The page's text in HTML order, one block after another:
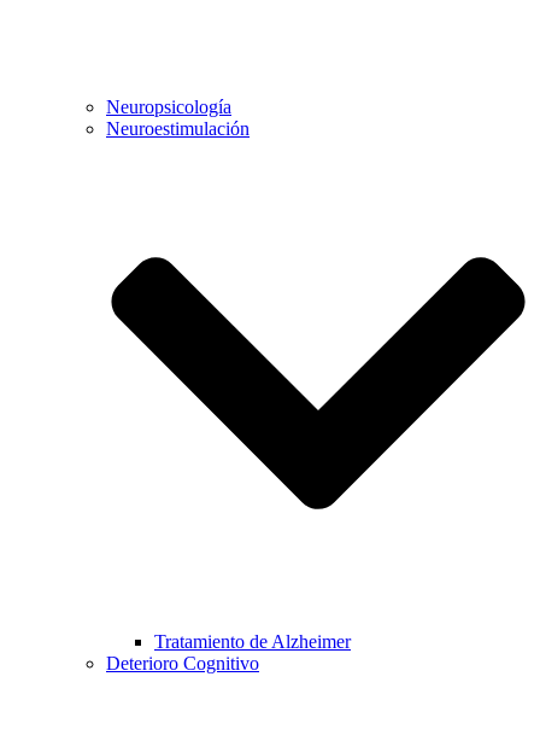
Neuropsicología
Neuroestimulación
Tratamiento de Alzheimer
Deterioro Cognitivo